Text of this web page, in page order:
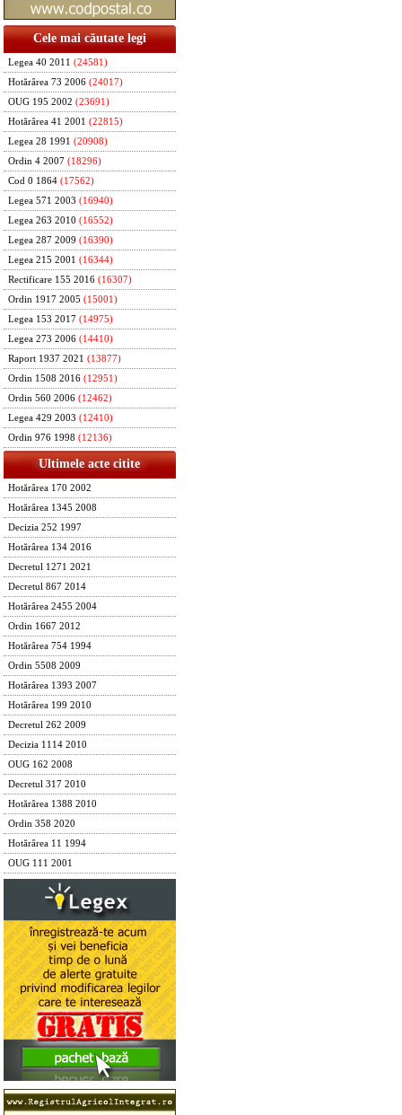
Cele mai căutate legi
Legea 40 2011 (24581)
Hotărârea 73 2006 (24017)
OUG 195 2002 (23691)
Hotărârea 41 2001 (22815)
Legea 28 1991 (20908)
Ordin 4 2007 (18296)
Cod 0 1864 (17562)
Legea 571 2003 (16940)
Legea 263 2010 (16552)
Legea 287 2009 (16390)
Legea 215 2001 (16344)
Rectificare 155 2016 (16307)
Ordin 1917 2005 (15001)
Legea 153 2017 (14975)
Legea 273 2006 (14410)
Raport 1937 2021 (13877)
Ordin 1508 2016 (12951)
Ordin 560 2006 (12462)
Legea 429 2003 (12410)
Ordin 976 1998 (12136)
Ultimele acte citite
Hotărârea 170 2002
Hotărârea 1345 2008
Decizia 252 1997
Hotărârea 134 2016
Decretul 1271 2021
Decretul 867 2014
Hotărârea 2455 2004
Ordin 1667 2012
Hotărârea 754 1994
Ordin 5508 2009
Hotărârea 1393 2007
Hotărârea 199 2010
Decretul 262 2009
Decizia 1114 2010
OUG 162 2008
Decretul 317 2010
Hotărârea 1388 2010
Ordin 358 2020
Hotărârea 11 1994
OUG 111 2001